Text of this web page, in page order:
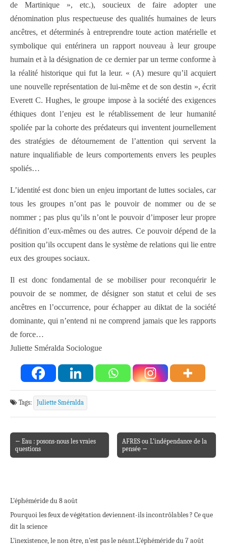
de Martinique », etc.), soucieux de faire adopter une
dénomination plus respectueuse des qualités humaines de leurs
ancêtres, et déterminés à entreprendre toute action matérielle et
symbolique qui entérinera un rapport nouveau à leur groupe
humain et à la désignation de ce dernier par un terme conforme à
la réalité historique qui fut la leur. « (A) mesure qu’il acquiert
une nouvelle représentation de lui-même et de son destin », écrit
Everett C. Hughes, le groupe impose à la société des exigences
éthiques dont l’enjeu est le rétablissement de leur humanité
spoliée par la cohorte des prédateurs qui inventent journellement
des stratégies de détournement de l’attention qui servent la
nature inqualiﬁable de leurs comportements envers les peuples
spoliés…
L’identité est donc bien un enjeu important de luttes sociales, car
tous les groupes n’ont pas le pouvoir de nommer ou de se
nommer ; pas plus qu’ils n’ont le pouvoir d’imposer leur propre
définition d’eux-mêmes ou des autres. Ce pouvoir dépend de la
position qu’ils occupent dans le système de relations qui lie entre
eux des groupes sociaux.
Il est donc fondamental de se mobiliser pour reconquérir le
pouvoir de se nommer, de désigner son statut et celui de ses
ancêtres en l’occurrence, pour échapper au diktat de la société
dominante, qui n’entend ni ne comprend jamais que les rapports
de force…
Juliette Sméralda Sociologue
Tags: Juliette Sméralda
Post navigation
← Eau : posons-nous les vraies
questions
AFRES ou L’indépendance de la
pensée →
L’éphéméride du 8 août
Pourquoi les feux de végétation deviennent-ils incontrôlables ? Ce que
dit la science
L’inexistence, le non être, n’est pas le néant.L’éphéméride du 7 août